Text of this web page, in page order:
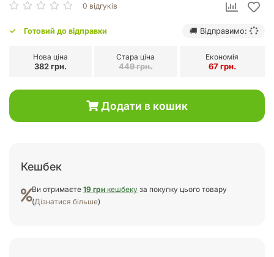
0 відгуків
Готовий до відправки 🚚 Відправимо:
Нова ціна
382 грн.
Стара ціна
449 грн.
Економія
67 грн.
Додати в кошик
Кешбек
Ви отримаєте 19 грн кешбеку за покупку цього товару
(Дізнатися більше)